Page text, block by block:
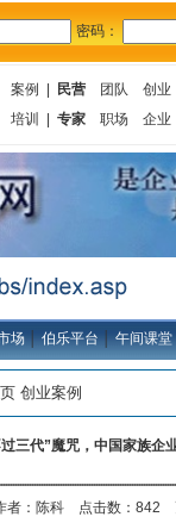
密码：
案例 民营 团队
创业
培训 专家 职场 企业
场│伯乐平台│午间课堂
创业案例
三代”魔咒，中国家族企
者：陈科 点击数：842